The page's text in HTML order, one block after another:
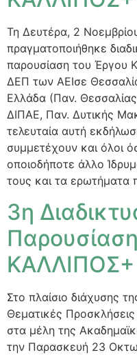
Τη Δευτέρα, 2
πραγματοποιήθηκε
παρουσίαση του Έργου
ΔΕΠ των ΑΕΙσε
Ελλάδα (Παν.
ΔΙΠΑΕ, Παν. Δυτικής
τελευταία αυτή
συμμετέχουν και όλοι
οποιοδήποτε άλλο
τους και τα
3η
ΚΑΛΛΙΠΟΣ+
Στο πλαίσιο διάχυσης
Θεματικές
στα μέλη της
την Παρασκευή 23